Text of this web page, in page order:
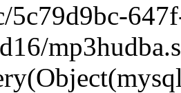
5c79d9bc-